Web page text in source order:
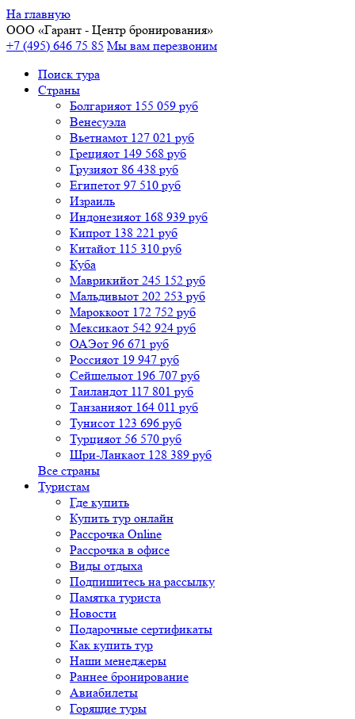
На главную
ООО «Гарант - Центр бронирования»
+7 (495) 646 75 85 Мы вам перезвоним
Поиск тура
Cтраны
Болгарияот 155 059 руб
Венесуэла
Вьетнамот 127 021 руб
Грецияот 149 568 руб
Грузияот 86 438 руб
Египетот 97 510 руб
Израиль
Индонезияот 168 939 руб
Кипрот 138 221 руб
Китайот 115 310 руб
Куба
Маврикийот 245 152 руб
Мальдивыот 202 253 руб
Мароккоот 172 752 руб
Мексикаот 542 924 руб
ОАЭот 96 671 руб
Россияот 19 947 руб
Сейшелыот 196 707 руб
Таиландот 117 801 руб
Танзанияот 164 011 руб
Тунисот 123 696 руб
Турцияот 56 570 руб
Шри-Ланкаот 128 389 руб
Все страны
Туристам
Где купить
Купить тур онлайн
Рассрочка Online
Рассрочка в офисе
Виды отдыха
Подпишитесь на рассылку
Памятка туриста
Новости
Подарочные сертификаты
Как купить тур
Наши менеджеры
Раннее бронирование
Авиабилеты
Горящие туры